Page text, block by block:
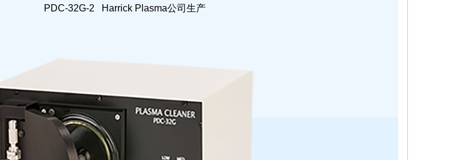
PDC-32G-2 Harrick Plasma公司生产